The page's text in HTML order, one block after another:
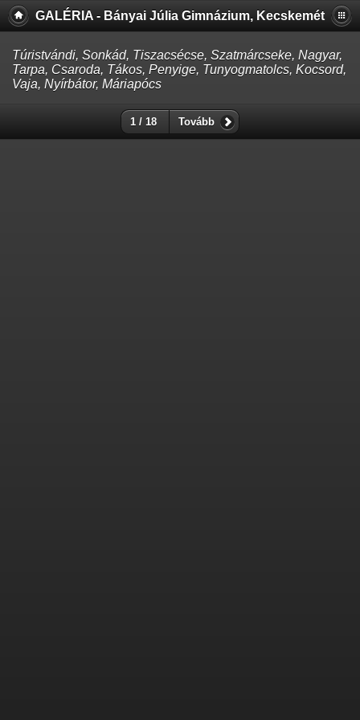
GALÉRIA - Bányai Júlia Gimnázium, Kecskemét
Túristvándi, Sonkád, Tiszacsécse, Szatmárcseke, Nagyar,
Tarpa, Csaroda, Tákos, Penyige, Tunyogmatolcs, Kocsord,
Vaja, Nyírbátor, Máriapócs
1 / 18 Tovább